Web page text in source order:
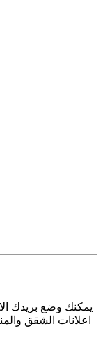
يمكنك وضع بريدك
اعلانات الشقق